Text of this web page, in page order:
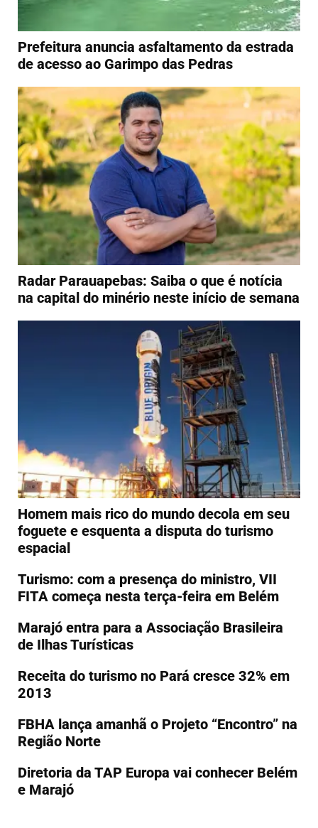
Prefeitura anuncia asfaltamento da estrada
de acesso ao Garimpo das Pedras
Radar Parauapebas: Saiba o que é notícia
na capital do minério neste início de semana
Homem mais rico do mundo decola em seu
foguete e esquenta a disputa do turismo
espacial
Turismo: com a presença do ministro, VII
FITA começa nesta terça-feira em Belém
Marajó entra para a Associação Brasileira
de Ilhas Turísticas
Receita do turismo no Pará cresce 32% em
2013
FBHA lança amanhã o Projeto “Encontro” na
Região Norte
Diretoria da TAP Europa vai conhecer Belém
e Marajó